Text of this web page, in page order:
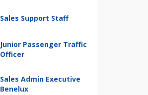
Sales Support Staff
Junior Passenger Traffic
Officer
Sales Admin Executive
Benelux